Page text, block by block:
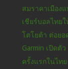
สมราคาเมือง
เชียร์บอลไทย
โตโยต้า ต่อย
Garmin เปิดตั
ครั้งแรกในไท